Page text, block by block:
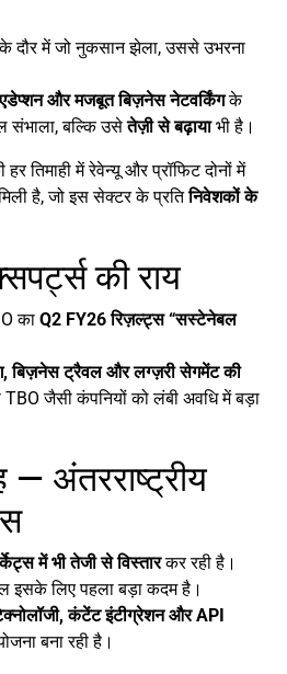
दौर में जो नुकसान झेला, उससे उभरना
और मजबूत बिज़नेस नेटवर्किंगके
संभाला, बल्कि उसेतेज़ी से बढ़ायाभी है।
तिमाही में रेवेन्यू और प्रॉफिट दोनों में
है, जो इस सेक्टर के प्रतिनिवेशकों के
की राय
का Q2 FY26 रिज़ल्ट्स “सस्टेनेबल
बिज़नेस ट्रैवल और लग्ज़री सेगमेंट की
जैसी कंपनियों को लंबी अवधि में बड़ा
— अंतरराष्ट्रीय
में भी तेजी से विस्तारकर रही है।
इसके लिए पहला बड़ा कदम है।
कंटेंट इंटीग्रेशन और API
बना रही है।